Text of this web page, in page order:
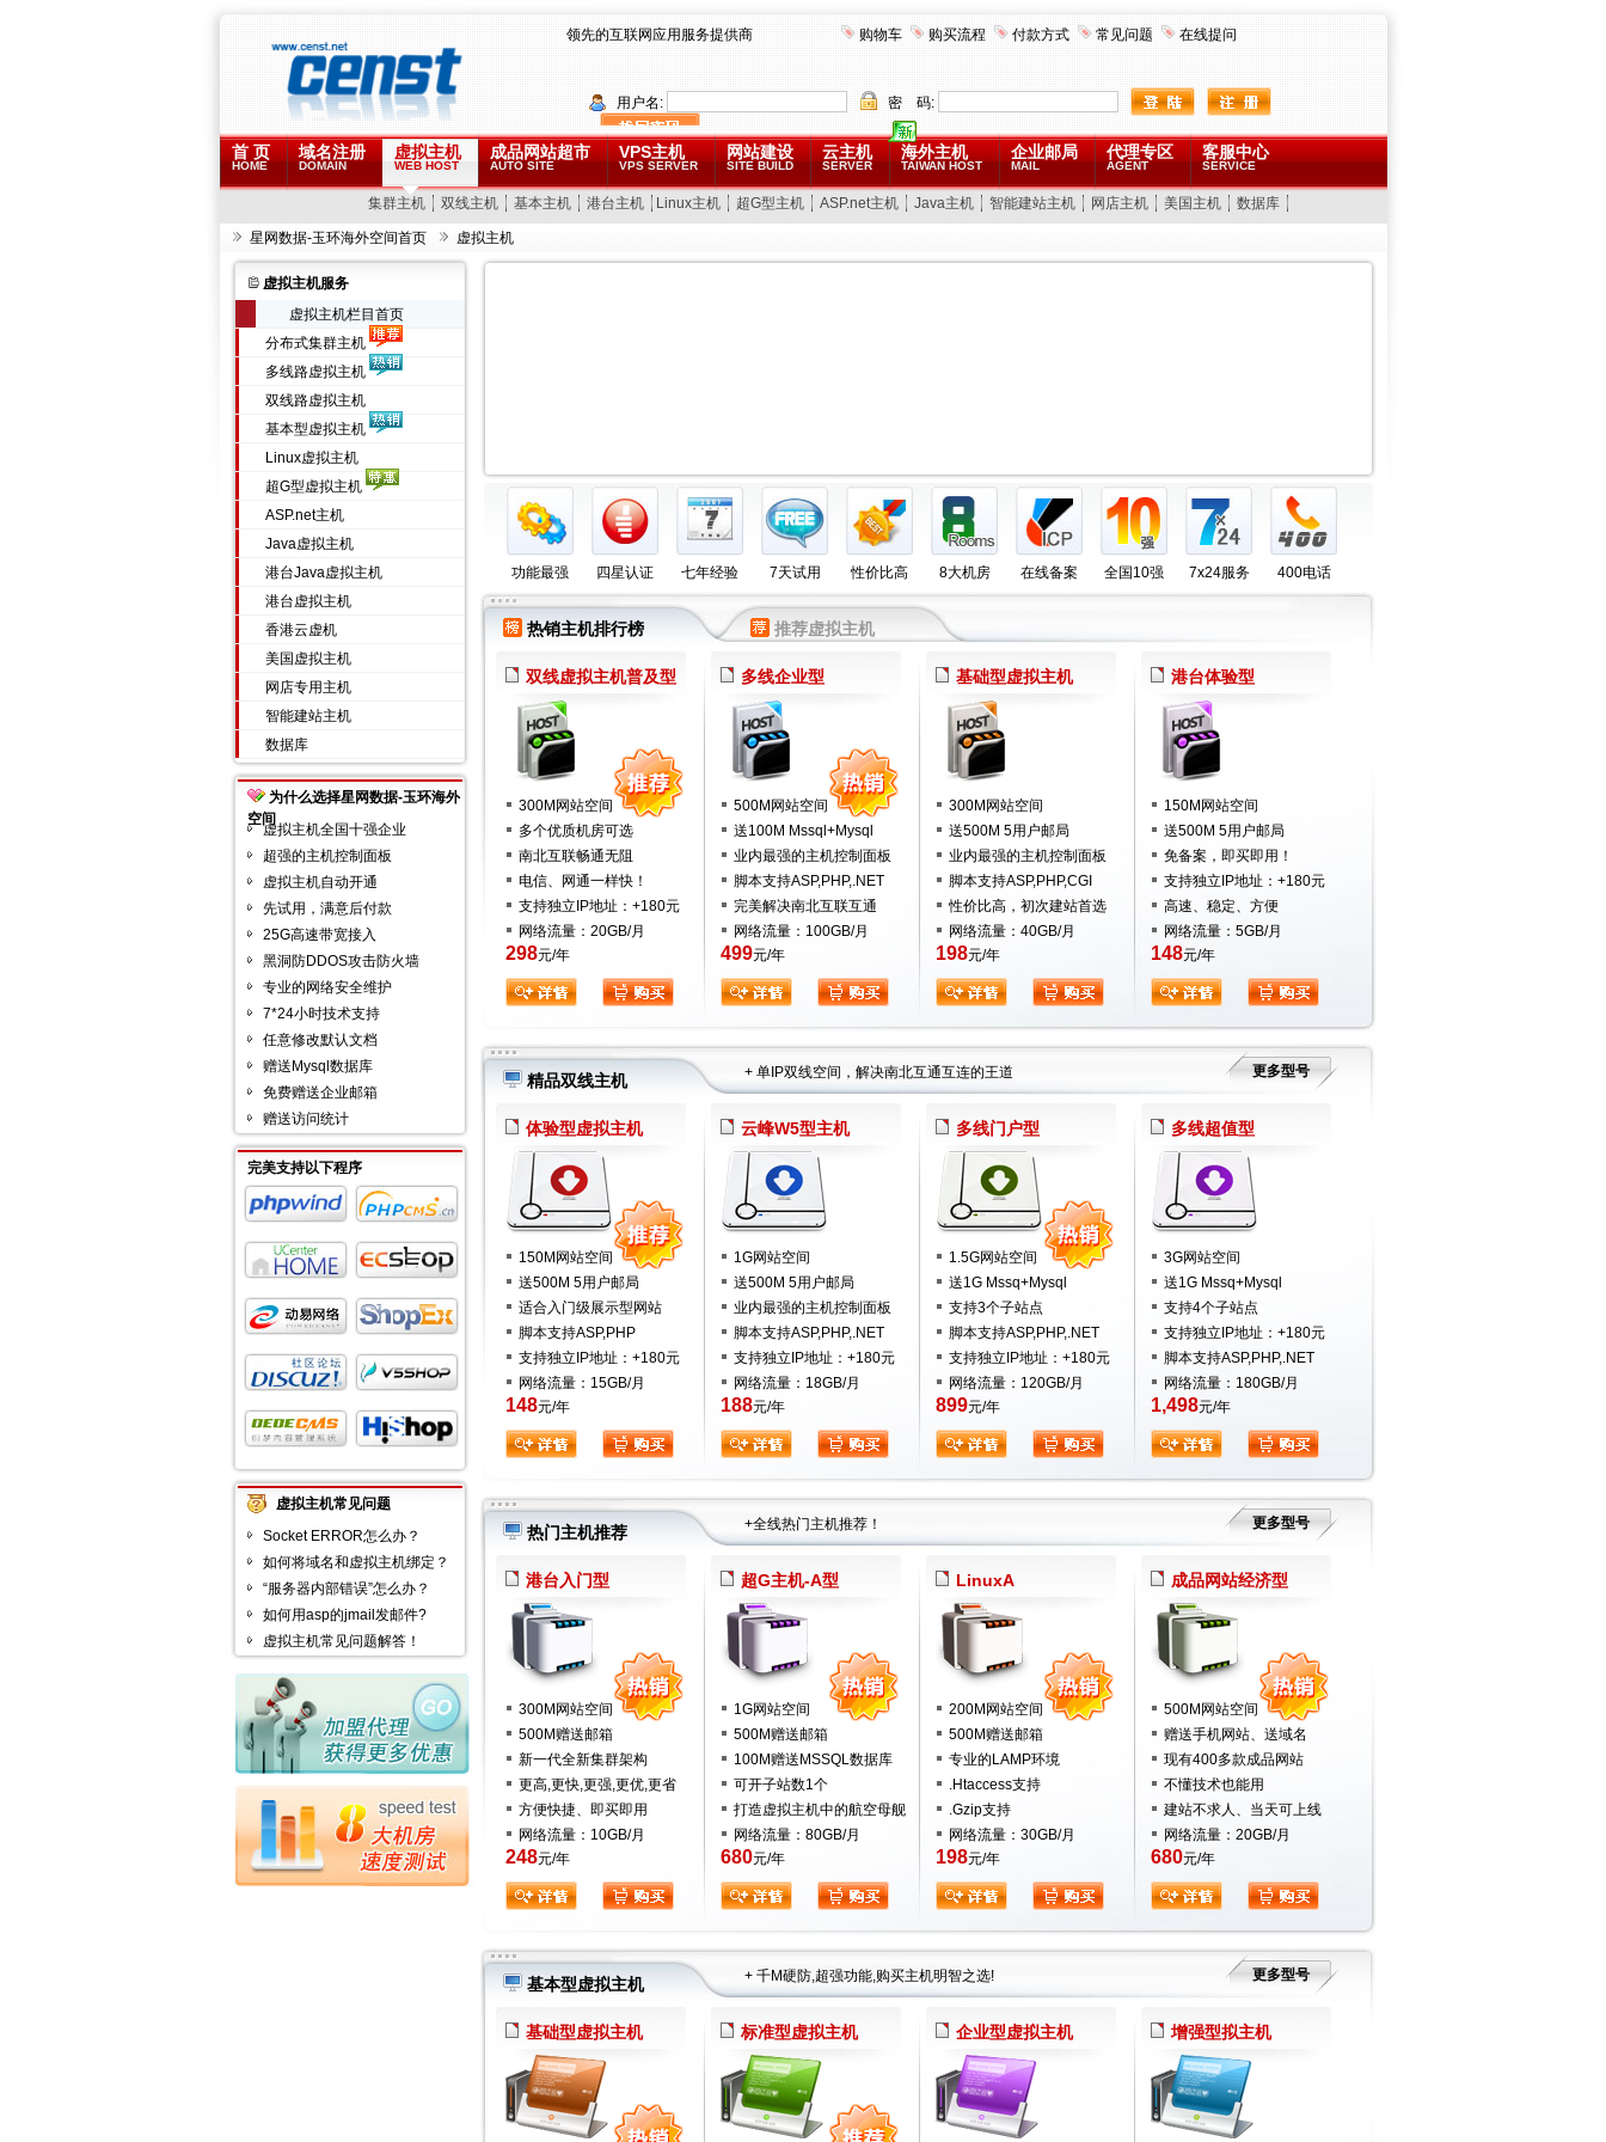
领先的互联网应用服务提供商 购物车 购买流程 付款方式 常见问题 在线提问
用户名: 密 码:
首 页
HOME
域名注册
DOMAIN
虚拟主机
WEB HOST
成品网站超市
AUTO SITE
VPS主机
VPS SERVER
网站建设
SITE BUILD
云主机
SERVER
海外主机
TAIWAN HOST
企业邮局
MAIL
代理专区
AGENT
客服中心
SERVICE
集群主机 双线主机 基本主机 港台主机 Linux主机 超G型主机 ASP.net主机 Java主机 智能建站主机 网店主机 美国主机 数据库
星网数据-玉环海外空间首页 虚拟主机
虚拟主机服务
虚拟主机栏目首页
分布式集群主机
多线路虚拟主机
双线路虚拟主机
基本型虚拟主机
Linux虚拟主机
超G型虚拟主机
ASP.net主机
Java虚拟主机
港台Java虚拟主机
港台虚拟主机
香港云虚机
美国虚拟主机
网店专用主机
智能建站主机
数据库
为什么选择星网数据-玉环海外
空间
虚拟主机全国十强企业
超强的主机控制面板
虚拟主机自动开通
先试用，满意后付款
25G高速带宽接入
黑洞防DDOS攻击防火墙
专业的网络安全维护
7*24小时技术支持
任意修改默认文档
赠送Mysql数据库
免费赠送企业邮箱
赠送访问统计
完美支持以下程序
虚拟主机常见问题
Socket ERROR怎么办？
如何将域名和虚拟主机绑定？
“服务器内部错误”怎么办？
如何用asp的jmail发邮件?
虚拟主机常见问题解答！
功能最强 四星认证 七年经验 7天试用 性价比高 8大机房 在线备案 全国10强 7x24服务 400电话
热销主机排行榜 推荐虚拟主机
双线虚拟主机普及型
300M网站空间
多个优质机房可选
南北互联畅通无阻
电信、网通一样快！
支持独立IP地址：+180元
网络流量：20GB/月
298元/年
多线企业型
500M网站空间
送100M Mssql+Mysql
业内最强的主机控制面板
脚本支持ASP,PHP,.NET
完美解决南北互联互通
网络流量：100GB/月
499元/年
基础型虚拟主机
300M网站空间
送500M 5用户邮局
业内最强的主机控制面板
脚本支持ASP,PHP,CGI
性价比高，初次建站首选
网络流量：40GB/月
198元/年
港台体验型
150M网站空间
送500M 5用户邮局
免备案，即买即用！
支持独立IP地址：+180元
高速、稳定、方便
网络流量：5GB/月
148元/年
精品双线主机 + 单IP双线空间，解决南北互通互连的王道 更多型号
体验型虚拟主机
150M网站空间
送500M 5用户邮局
适合入门级展示型网站
脚本支持ASP,PHP
支持独立IP地址：+180元
网络流量：15GB/月
148元/年
云峰W5型主机
1G网站空间
送500M 5用户邮局
业内最强的主机控制面板
脚本支持ASP,PHP,.NET
支持独立IP地址：+180元
网络流量：18GB/月
188元/年
多线门户型
1.5G网站空间
送1G Mssq+Mysql
支持3个子站点
脚本支持ASP,PHP,.NET
支持独立IP地址：+180元
网络流量：120GB/月
899元/年
多线超值型
3G网站空间
送1G Mssq+Mysql
支持4个子站点
支持独立IP地址：+180元
脚本支持ASP,PHP,.NET
网络流量：180GB/月
1,498元/年
热门主机推荐 +全线热门主机推荐！ 更多型号
港台入门型
300M网站空间
500M赠送邮箱
新一代全新集群架构
更高,更快,更强,更优,更省
方便快捷、即买即用
网络流量：10GB/月
248元/年
超G主机-A型
1G网站空间
500M赠送邮箱
100M赠送MSSQL数据库
可开子站数1个
打造虚拟主机中的航空母舰
网络流量：80GB/月
680元/年
LinuxA
200M网站空间
500M赠送邮箱
专业的LAMP环境
.Htaccess支持
.Gzip支持
网络流量：30GB/月
198元/年
成品网站经济型
500M网站空间
赠送手机网站、送域名
现有400多款成品网站
不懂技术也能用
建站不求人、当天可上线
网络流量：20GB/月
680元/年
基本型虚拟主机 + 千M硬防,超强功能,购买主机明智之选! 更多型号
基础型虚拟主机 标准型虚拟主机 企业型虚拟主机 增强型拟主机